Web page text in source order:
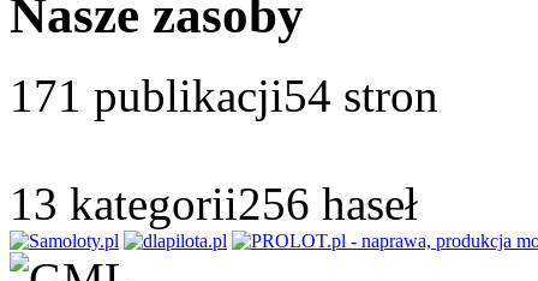
Nasze zasoby
171 publikacji54 stron
13 kategorii256 haseł